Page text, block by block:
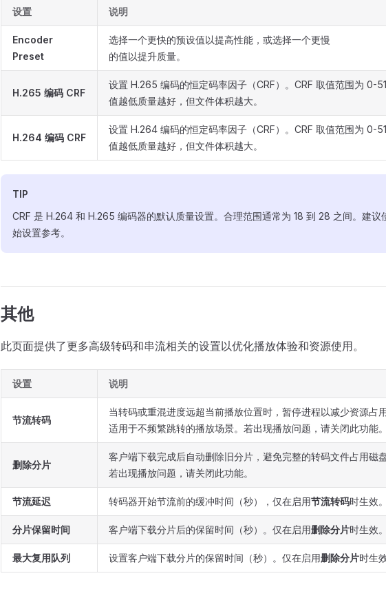
设置 说明
Encoder
Preset
选择一个更快的预设值以提高性能，或选择一个更慢
的值以提升质量。
H.265 编码 CRF
设置 H.265 编码的恒定码率因子（CRF）。CRF 取值范围为 0-
值越低质量越好，但文件体积越大。
H.264 编码 CRF
设置 H.264 编码的恒定码率因子（CRF）。CRF 取值范围为 0-
值越低质量越好，但文件体积越大。
TIP
CRF 是 H.264 和 H.265 编码器的默认质量设置。合理范围通常为 18 到 28 之间。建议
始设置参考。
其他
此页面提供了更多高级转码和串流相关的设置以优化播放体验和资源使用。
设置 说明
节流转码
当转码或重混进度远超当前播放位置时，暂停进程以减少资源占
适用于不频繁跳转的播放场景。若出现播放问题，请关闭此功能
删除分片
客户端下载完成后自动删除旧分片，避免完整的转码文件占用磁
若出现播放问题，请关闭此功能。
节流延迟 转码器开始节流前的缓冲时间（秒），仅在启用节流转码时生效
分片保留时间 客户端下载分片后的保留时间（秒）。仅在启用删除分片时生效
最大复用队列 设置客户端下载分片的保留时间（秒）。仅在启用删除分片时生